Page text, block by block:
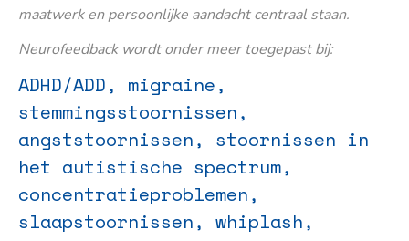
maatwerk en persoonlijke aandacht centraal staan.
Neurofeedback wordt onder meer toegepast bij:
ADHD/ADD, migraine,
stemmingsstoornissen,
angststoornissen, stoornissen in
het autistische spectrum,
concentratieproblemen,
slaapstoornissen, whiplash,